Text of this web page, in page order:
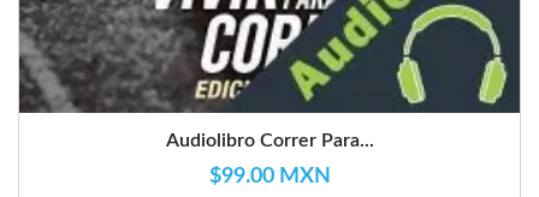
Audiolibro Correr Para...
$99.00 MXN